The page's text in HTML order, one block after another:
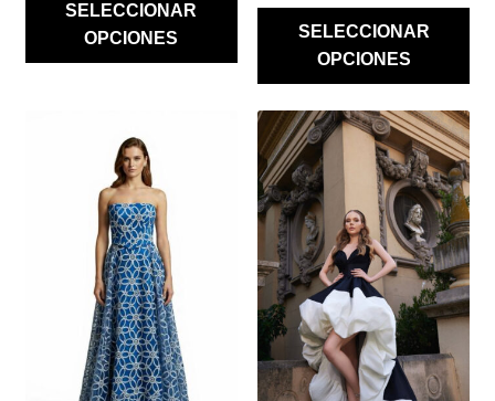
SELECCIONAR
OPCIONES
SELECCIONAR
OPCIONES
PRODUCTO
MÚLTIPLES
VARIANTES.
OPCIONES
PUEDEN
ELEGIR
ESTE
PRODUCTO
TIENE
MÚLTIPLES
VARIANTES.
LAS
OPCIONES
SE
PUEDEN
ELEGIR